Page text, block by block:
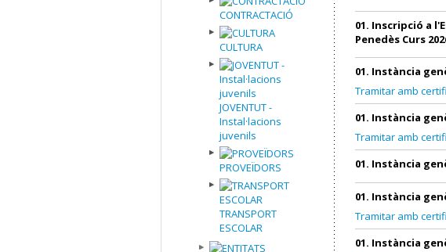
CONTRACTACIÓ
CULTURA
JOVENTUT -
Instal·lacions
juvenils
PROVEÏDORS
TRANSPORT
ESCOLAR
01. Inscripció a
Penedès Curs
01. Instància
Tramitar amb
01. Instància
Tramitar amb
01. Instància
01. Instància
Tramitar amb
01. Instància